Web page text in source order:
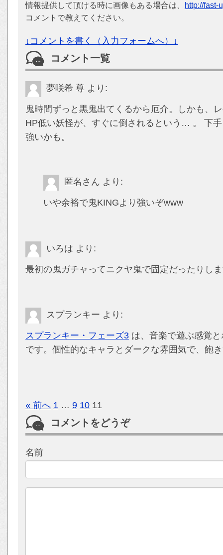
情報提供して頂ける時に画像もある場合は、
http://fast-
コメントで教えてください。
↓コメントを書く（入力フォームへ）↓
コメント一覧
夢咲希 尊 より:
鬼時間ずっと黒鬼出てくるから厄介。しかも、
HP低い妖怪が、すぐに倒されるという… 。 下
強いかも。
匿名さん より:
いや余裕で鬼KINGより強いぞwww
いろは より:
最初の鬼ガチャってニクヤ鬼で固定だったりし
スプランキー より:
スプランキー・フェーズ3 は、音楽で遊ぶ感覚
です。個性的なキャラとダークな雰囲気で、飽
« 前へ 1 … 9 10 11
コメントをどうぞ
名前